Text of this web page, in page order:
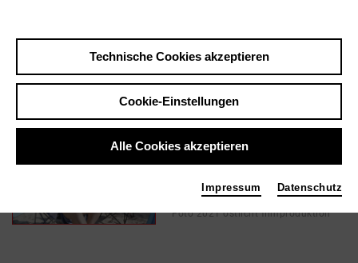
In Filmen / Medien wie ...
Wem gehört mein Dorf? |
2021
Foto 2021 ostlicht filmproduktion
Technische Cookies akzeptieren
Cookie-Einstellungen
Alle Cookies akzeptieren
Impressum Datenschutz